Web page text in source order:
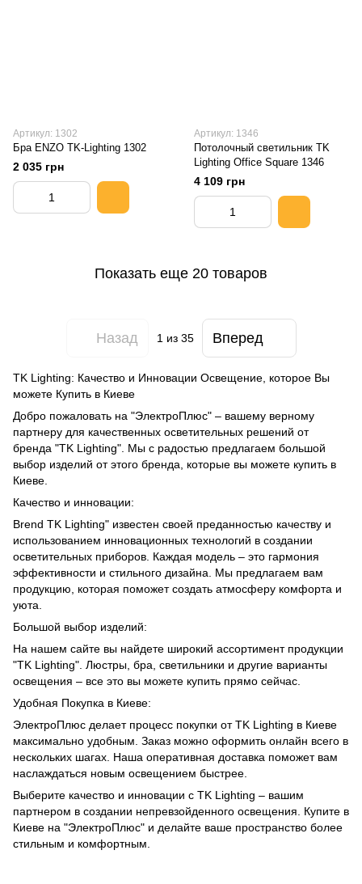
Артикул: 1302
Бра ENZO TK-Lighting 1302
2 035 грн
Артикул: 1346
Потолочный светильник TK
Lighting Office Square 1346
4 109 грн
Показать еще 20 товаров
Назад 1из 35 Вперед
TK Lighting: Качество и Инновации Освещение, которое Вы
можете Купить в Киеве
Добро пожаловать на "ЭлектроПлюс" – вашему верному
партнеру для качественных осветительных решений от
бренда "TK Lighting". Мы с радостью предлагаем большой
выбор изделий от этого бренда, которые вы можете купить в
Киеве.
Качество и инновации:
Brend TK Lighting" известен своей преданностью качеству и
использованием инновационных технологий в создании
осветительных приборов. Каждая модель – это гармония
эффективности и стильного дизайна. Мы предлагаем вам
продукцию, которая поможет создать атмосферу комфорта и
уюта.
Большой выбор изделий:
На нашем сайте вы найдете широкий ассортимент продукции
"TK Lighting". Люстры, бра, светильники и другие варианты
освещения – все это вы можете купить прямо сейчас.
Удобная Покупка в Киеве:
ЭлектроПлюс делает процесс покупки от TK Lighting в Киеве
максимально удобным. Заказ можно оформить онлайн всего в
нескольких шагах. Наша оперативная доставка поможет вам
наслаждаться новым освещением быстрее.
Выберите качество и инновации с TK Lighting – вашим
партнером в создании непревзойденного освещения. Купите в
Киеве на "ЭлектроПлюс" и делайте ваше пространство более
стильным и комфортным.